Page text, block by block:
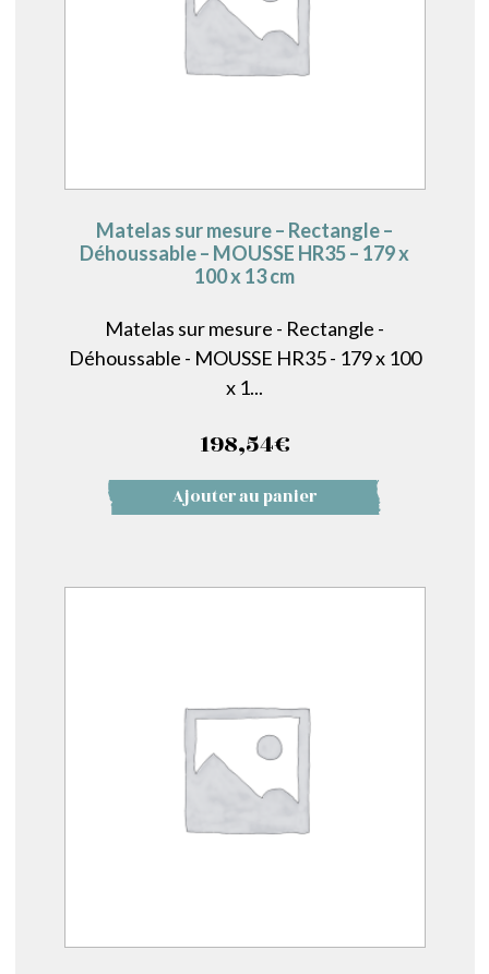
Matelas sur mesure – Rectangle –
Déhoussable – MOUSSE HR35 – 179 x
100 x 13 cm
Matelas sur mesure - Rectangle -
Déhoussable - MOUSSE HR35 - 179 x 100
x 1...
198,54€
Ajouter au panier